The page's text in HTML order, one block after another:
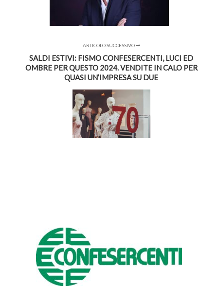
ARTICOLO SUCCESSIVO
SALDI ESTIVI: FISMO CONFESERCENTI, LUCI ED
OMBRE PER QUESTO 2024. VENDITE IN CALO PER
QUASI UN’IMPRESA SU DUE